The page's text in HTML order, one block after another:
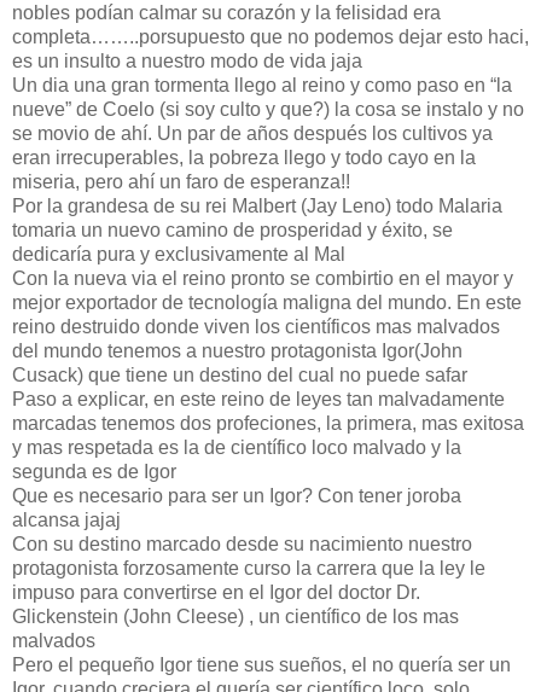
nobles podían calmar su corazón y la felisidad era
completa……..porsupuesto que no podemos dejar esto haci,
es un insulto a nuestro modo de vida jaja
Un dia una gran tormenta llego al reino y como paso en “la
nueve” de Coelo (si soy culto y que?) la cosa se instalo y no
se movio de ahí. Un par de años después los cultivos ya
eran irrecuperables, la pobreza llego y todo cayo en la
miseria, pero ahí un faro de esperanza!!
Por la grandesa de su rei Malbert (Jay Leno) todo Malaria
tomaria un nuevo camino de prosperidad y éxito, se
dedicaría pura y exclusivamente al Mal
Con la nueva via el reino pronto se combirtio en el mayor y
mejor exportador de tecnología maligna del mundo. En este
reino destruido donde viven los científicos mas malvados
del mundo tenemos a nuestro protagonista Igor(John
Cusack) que tiene un destino del cual no puede safar
Paso a explicar, en este reino de leyes tan malvadamente
marcadas tenemos dos profeciones, la primera, mas exitosa
y mas respetada es la de científico loco malvado y la
segunda es de Igor
Que es necesario para ser un Igor? Con tener joroba
alcansa jajaj
Con su destino marcado desde su nacimiento nuestro
protagonista forzosamente curso la carrera que la ley le
impuso para convertirse en el Igor del doctor Dr.
Glickenstein (John Cleese) , un científico de los mas
malvados
Pero el pequeño Igor tiene sus sueños, el no quería ser un